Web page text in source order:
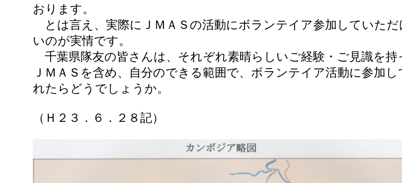
おります。
とは言え、実際にＪＭＡＳの活動にボランテイア参加していた
いのが実情です。
千葉県隊友の皆さんは、それぞれ素晴らしいご経験・ご見識を持
ＪＭＡＳを含め、自分のできる範囲で、ボランテイア活動に参加
れたらどうでしょうか。
（Ｈ２３．６．２８記）